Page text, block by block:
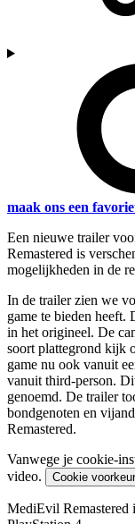
maak ons een
Een nieuwe trailer
Remastered is
mogelijkheden in de
In de trailer zien we
game te bieden heeft.
in het origineel. De
soort plattegrond kijk
game nu ook vanuit
vanuit third-person.
genoemd. De trailer
bondgenoten en
Remastered.
Vanwege je cookie-
video.
Cookie
MediEvil Remastered